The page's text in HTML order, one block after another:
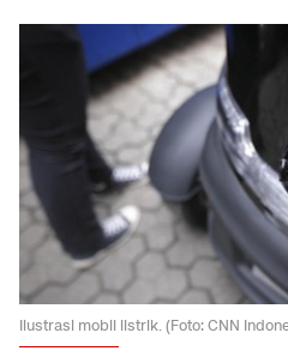
Ilustrasi mobil listrik. (Foto: CNN